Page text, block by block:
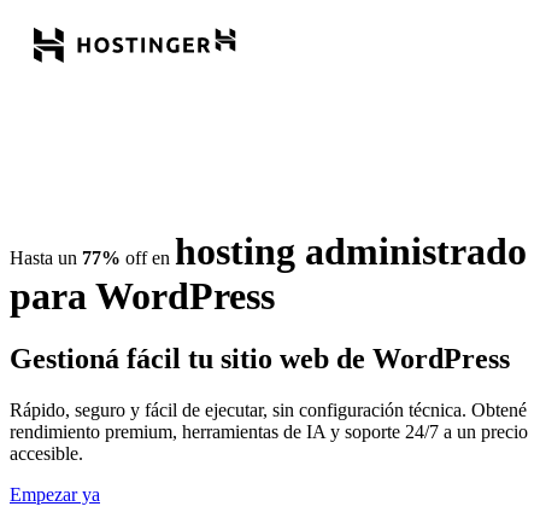
Hasta un 77% off en hosting administrado
para WordPress
Gestioná fácil tu sitio web de WordPress
Rápido, seguro y fácil de ejecutar, sin configuración técnica. Obtené
rendimiento premium, herramientas de IA y soporte 24/7 a un precio
accesible.
Empezar ya